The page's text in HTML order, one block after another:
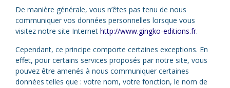
De manière générale, vous n’êtes pas tenu de nous
communiquer vos données personnelles lorsque vous
visitez notre site Internet http://www.gingko-editions.fr.
Cependant, ce principe comporte certaines exceptions. En
effet, pour certains services proposés par notre site, vous
pouvez être amenés à nous communiquer certaines
données telles que : votre nom, votre fonction, le nom de